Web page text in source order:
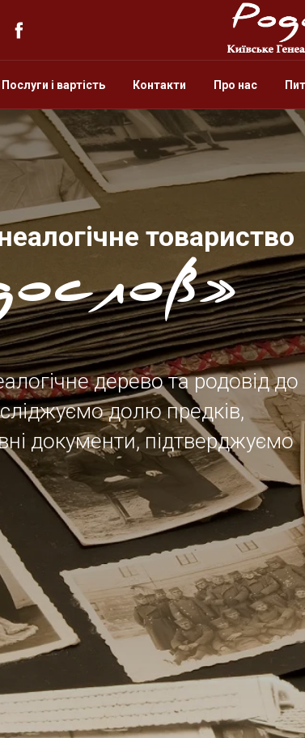
Послуги і вартість Контакти Про нас
товариство
дерево та родовід до
долю предків,
документи, підтверджуємо